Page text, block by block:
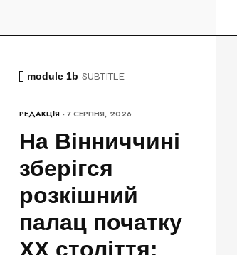
module 1b SUBTITLE
РЕДАКЦІЯ- 7 СЕРПНЯ, 2026
На Вінниччині
зберігся
розкішний
палац початку
ХХ століття: